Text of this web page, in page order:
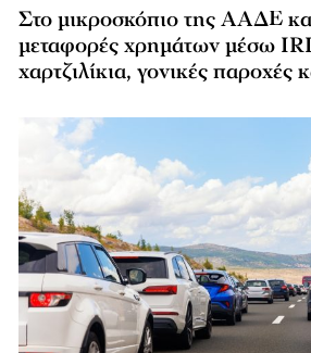
Στο μικροσκόπιο της ΑΑΔΕ
μεταφορές χρημάτων μέσω
χαρτζιλίκια, γονικές παροχές